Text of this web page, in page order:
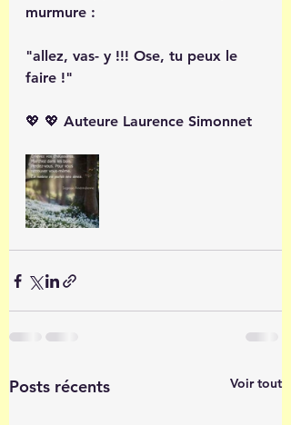
murmure :
"allez, vas- y !!! Ose, tu peux le
faire !"
💖 💖 Auteure Laurence Simonnet
Posts récents Voir tout